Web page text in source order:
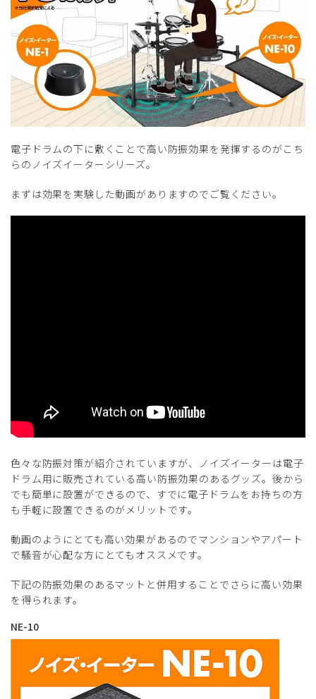
電子ドラムの下に敷くことで高い防振効果を発揮するのがこち
らのノイズイーターシリーズ。
まずは効果を実験した動画がありますのでご覧ください。
色々な防振対策が紹介されていますが、ノイズイーターは電子
ドラム用に販売されている高い防振効果のあるグッズ。後から
でも簡単に設置ができるので、すでに電子ドラムをお持ちの方
も手軽に設置できるのがメリットです。
動画のようにとても高い効果があるのでマンションやアパート
で騒音が心配な方にとてもオススメです。
下記の防振効果のあるマットと併用することでさらに高い効果
を得られます。
NE-10